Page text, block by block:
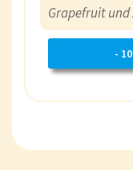
Grapefruit
-